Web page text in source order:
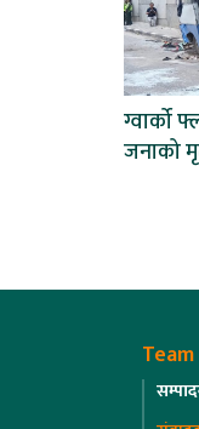
ग्वार्को
जनाको